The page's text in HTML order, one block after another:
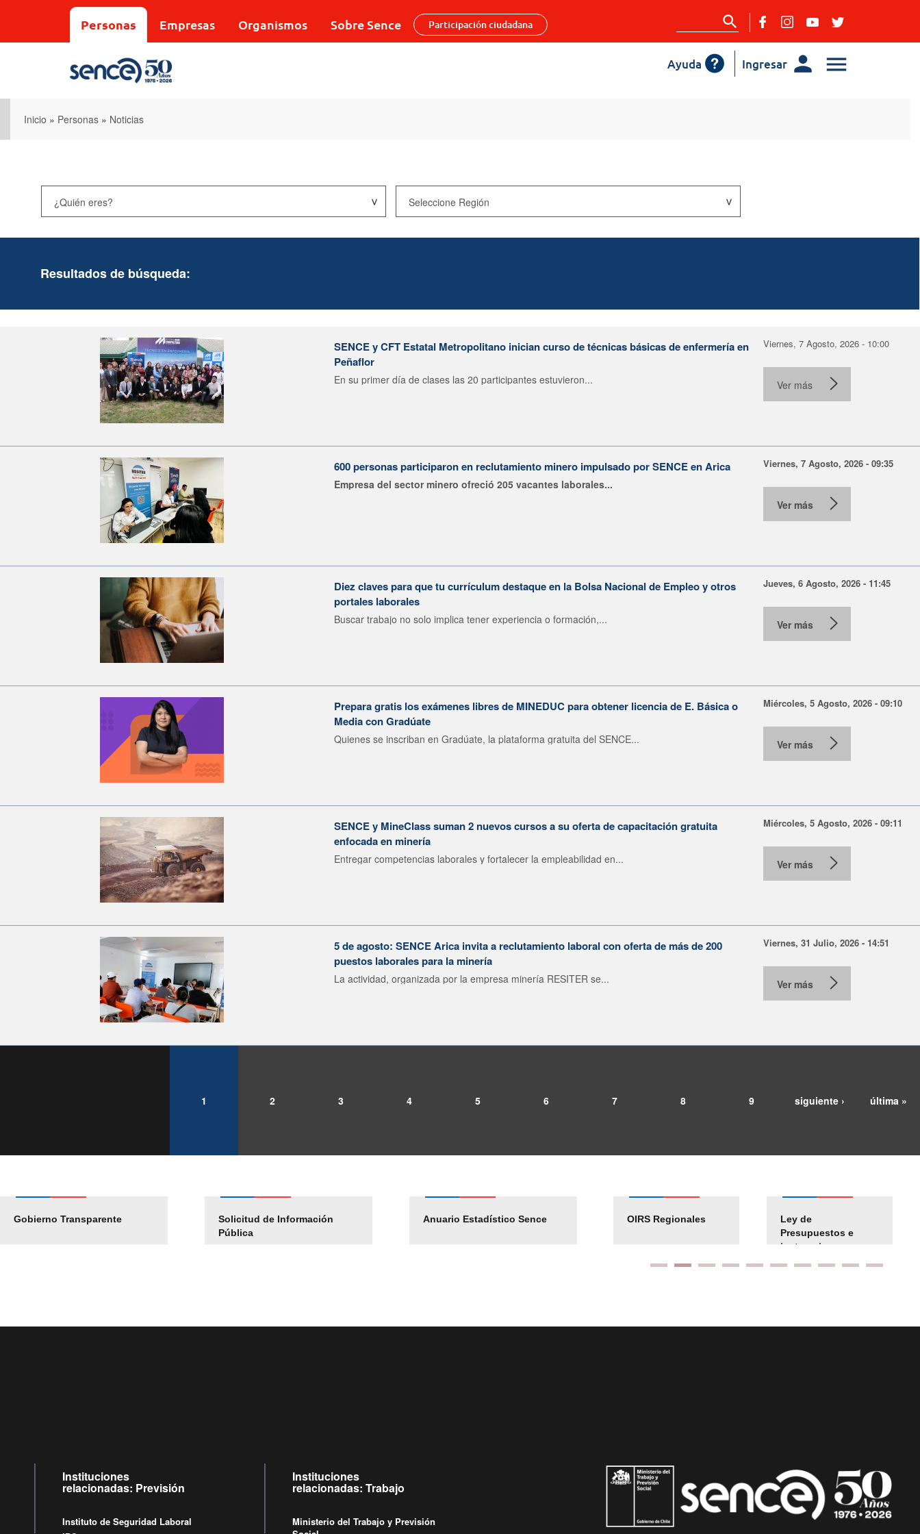
Personas Empresas Organismos Sobre Sence Participación ciudadana
Ingresar
Ayuda
Inicio » Personas » Noticias
Resultados de búsqueda:
SENCE y CFT Estatal Metropolitano inician curso de técnicas básicas de enfermería en
Peñaflor
En su primer día de clases las 20 participantes estuvieron...
Viernes, 7 Agosto, 2026 - 10:00
Ver más
600 personas participaron en reclutamiento minero impulsado por SENCE en Arica
Empresa del sector minero ofreció 205 vacantes laborales...
Viernes, 7 Agosto, 2026 - 09:35
Ver más
Diez claves para que tu currículum destaque en la Bolsa Nacional de Empleo y otros
portales laborales
Buscar trabajo no solo implica tener experiencia o formación,...
Jueves, 6 Agosto, 2026 - 11:45
Ver más
Prepara gratis los exámenes libres de MINEDUC para obtener licencia de E. Básica o
Media con Gradúate
Quienes se inscriban en Gradúate, la plataforma gratuita del SENCE...
Miércoles, 5 Agosto, 2026 - 09:10
Ver más
SENCE y MineClass suman 2 nuevos cursos a su oferta de capacitación gratuita
enfocada en minería
Entregar competencias laborales y fortalecer la empleabilidad en...
Miércoles, 5 Agosto, 2026 - 09:11
Ver más
5 de agosto: SENCE Arica invita a reclutamiento laboral con oferta de más de 200
puestos laborales para la minería
La actividad, organizada por la empresa minería RESITER se...
Viernes, 31 Julio, 2026 - 14:51
Ver más
1 2 3 4 5 6 7 8 9 siguiente › última »
Gobierno Transparente
Solicitud de Información
Pública
Anuario Estadístico Sence
Pago Proveedores
Empleos Públicos
Solicitud Audiencias
OIRS Regionales
Ley de
Presupuestos e
instrucciones
Instituciones
relacionadas: Previsión
Instituto de Seguridad Laboral
Instituciones
relacionadas: Trabajo
Ministerio del Trabajo y Previsión